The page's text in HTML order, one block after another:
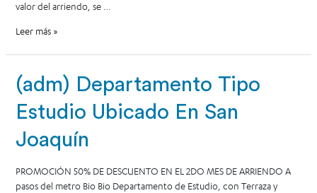
valor del arriendo, se …
Leer más »
(adm) Departamento Tipo
Estudio Ubicado En San
Joaquín
PROMOCIÓN 50% DE DESCUENTO EN EL 2DO MES DE ARRIENDO A
pasos del metro Bio Bio Departamento de Estudio, con Terraza y